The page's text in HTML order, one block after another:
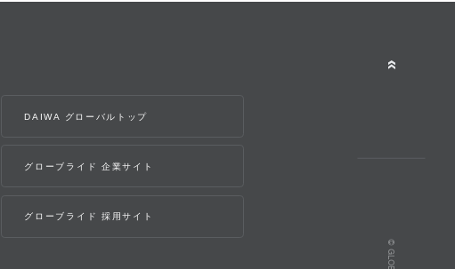
DAIWA グローバルトップ
グローブライド 企業サイト
グローブライド 採用サイト